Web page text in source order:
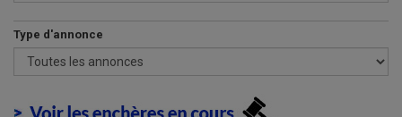
Type d'annonce